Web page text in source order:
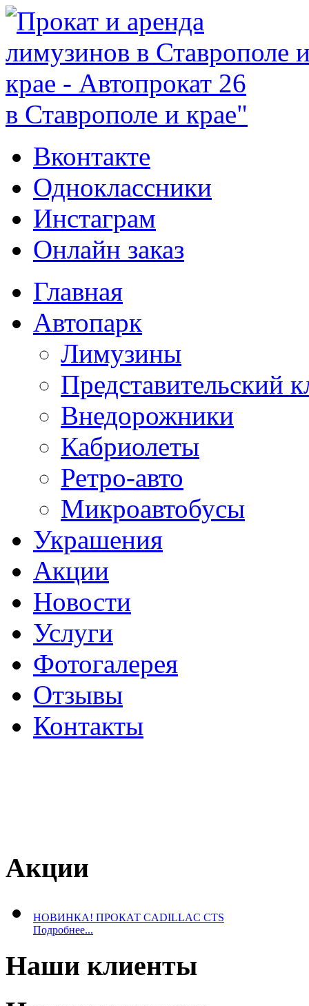
в Ставрополе и крае"
Вконтакте
Одноклассники
Инстаграм
Онлайн заказ
Главная
Автопарк
Лимузины
Представительский
Внедорожники
Кабриолеты
Ретро-авто
Микроавтобусы
Украшения
Акции
Новости
Услуги
Фотогалерея
Отзывы
­Контакты
Акции
НОВИНКА! ПРОКАТ CADILLAC CTS
Подробнее...
Наши клиенты